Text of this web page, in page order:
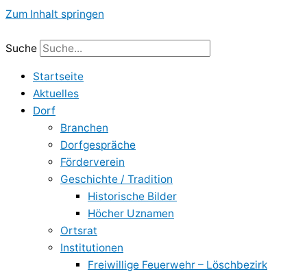
Zum Inhalt springen
Suche
Startseite
Aktuelles
Dorf
Branchen
Dorfgespräche
Förderverein
Geschichte / Tradition
Historische Bilder
Höcher Uznamen
Ortsrat
Institutionen
Freiwillige Feuerwehr – Löschbezirk